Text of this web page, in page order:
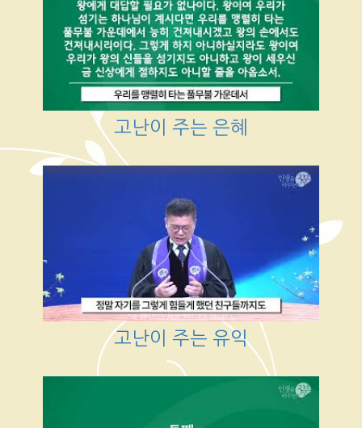
고난이 주는 은혜
고난이 주는 유익